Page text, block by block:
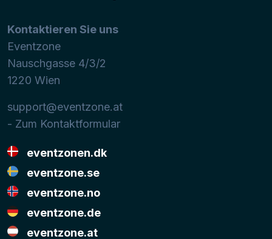
Kontaktieren Sie uns
Eventzone
Nauschgasse 4/3/2
1220 Wien
support@eventzone.at
- Zum Kontaktformular
eventzonen.dk
eventzone.se
eventzone.no
eventzone.de
eventzone.at